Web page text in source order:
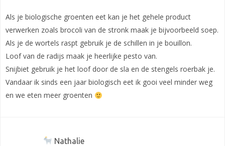
Als je biologische groenten eet kan je het gehele product
verwerken zoals brocoli van de stronk maak je bijvoorbeeld soep.
Als je de wortels raspt gebruik je de schillen in je bouillon.
Loof van de radijs maak je heerlijke pesto van.
Snijbiet gebruik je het loof door de sla en de stengels roerbak je.
Vandaar ik sinds een jaar biologisch eet ik gooi veel minder weg
en we eten meer groenten
Nathalie